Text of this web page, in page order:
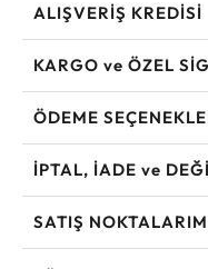
ALIŞVERİŞ KREDİSİ
KARGO ve ÖZEL
ÖDEME
İPTAL, İADE ve
SATIŞ